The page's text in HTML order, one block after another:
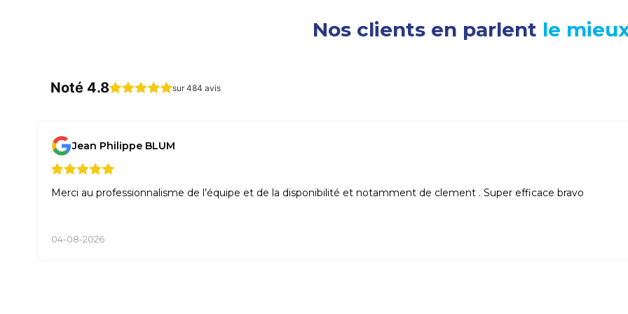
Nos clients en parlent le
Noté 4.8 sur 484 avis
Jean Philippe BLUM
Merci au professionnalisme de l’équipe et de la disponibilité et notamment de clement . Super efficace bravo
04-08-2026